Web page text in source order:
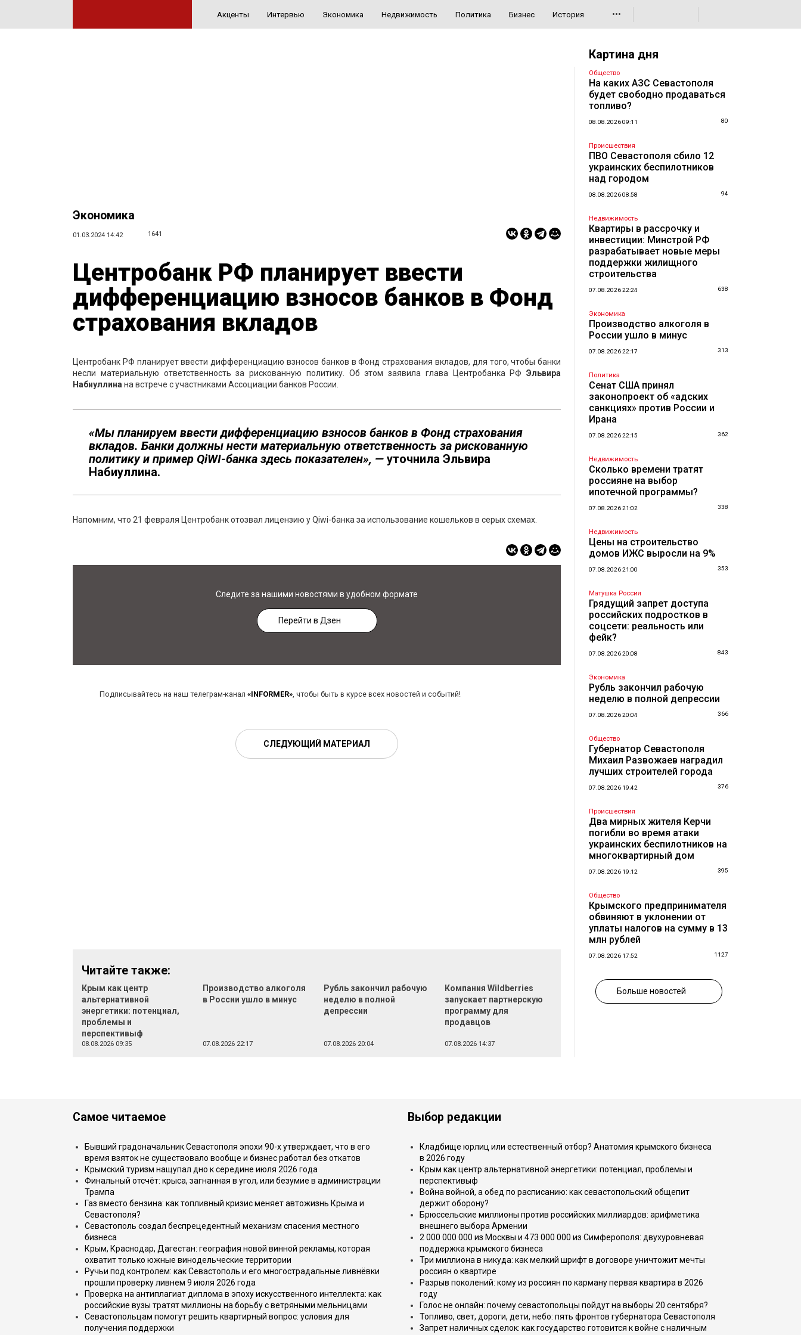
Акценты Интервью Экономика Недвижимость Политика Бизнес История •••
Экономика
01.03.2024 14:42 1641
Центробанк РФ планирует ввести
дифференциацию взносов банков в Фонд
страхования вкладов
Центробанк РФ планирует ввести дифференциацию взносов банков в Фонд страхования вкладов, для того, чтобы банки
несли материальную ответственность за рискованную политику. Об этом заявила глава Центробанка РФ Эльвира
Набиуллина на встрече с участниками Ассоциации банков России.
«Мы планируем ввести дифференциацию взносов банков в Фонд страхования
вкладов. Банки должны нести материальную ответственность за рискованную
политику и пример QiWI-банка здесь показателен», — уточнила Эльвира
Набиуллина.
Напомним, что 21 февраля Центробанк отозвал лицензию у Qiwi-банка за использование кошельков в серых схемах.
Следите за нашими новостями в удобном формате
Перейти в Дзен
Подписывайтесь на наш телеграм-канал «INFORMER», чтобы быть в курсе всех новостей и событий!
СЛЕДУЮЩИЙ МАТЕРИАЛ
Читайте также:
Крым как центр
альтернативной
энергетики: потенциал,
проблемы и
перспективыф
08.08.2026 09:35
Производство алкоголя
в России ушло в минус
07.08.2026 22:17
Рубль закончил рабочую
неделю в полной
депрессии
07.08.2026 20:04
Компания Wildberries
запускает партнерскую
программу для
продавцов
07.08.2026 14:37
Картина дня
Общество
На каких АЗС Севастополя
будет свободно продаваться
топливо?
08.08.2026 09:11 80
Происшествия
ПВО Севастополя сбило 12
украинских беспилотников
над городом
08.08.2026 08:58 94
Недвижимость
Квартиры в рассрочку и
инвестиции: Минстрой РФ
разрабатывает новые меры
поддержки жилищного
строительства
07.08.2026 22:24 638
Экономика
Производство алкоголя в
России ушло в минус
07.08.2026 22:17 313
Политика
Сенат США принял
законопроект об «адских
санкциях» против России и
Ирана
07.08.2026 22:15 362
Недвижимость
Сколько времени тратят
россияне на выбор
ипотечной программы?
07.08.2026 21:02 338
Недвижимость
Цены на строительство
домов ИЖС выросли на 9%
07.08.2026 21:00 353
Матушка Россия
Грядущий запрет доступа
российских подростков в
соцсети: реальность или
фейк?
07.08.2026 20:08 843
Экономика
Рубль закончил рабочую
неделю в полной депрессии
07.08.2026 20:04 366
Общество
Губернатор Севастополя
Михаил Развожаев наградил
лучших строителей города
07.08.2026 19:42 376
Происшествия
Два мирных жителя Керчи
погибли во время атаки
украинских беспилотников на
многоквартирный дом
07.08.2026 19:12 395
Общество
Крымского предпринимателя
обвиняют в уклонении от
уплаты налогов на сумму в 13
млн рублей
07.08.2026 17:52 1127
Больше новостей
Самое читаемое
Бывший градоначальник Севастополя эпохи 90-х утверждает, что в его
время взяток не существовало вообще и бизнес работал без откатов
Крымский туризм нащупал дно к середине июля 2026 года
Финальный отсчёт: крыса, загнанная в угол, или безумие в администрации
Трампа
Газ вместо бензина: как топливный кризис меняет автожизнь Крыма и
Севастополя?
Севастополь создал беспрецедентный механизм спасения местного
бизнеса
Крым, Краснодар, Дагестан: география новой винной рекламы, которая
охватит только южные винодельческие территории
Ручьи под контролем: как Севастополь и его многострадальные ливнёвки
прошли проверку ливнем 9 июля 2026 года
Проверка на антиплагиат диплома в эпоху искусственного интеллекта: как
российские вузы тратят миллионы на борьбу с ветряными мельницами
Севастопольцам помогут решить квартирный вопрос: условия для
получения поддержки
Выбор редакции
Кладбище юрлиц или естественный отбор? Анатомия крымского бизнеса
в 2026 году
Крым как центр альтернативной энергетики: потенциал, проблемы и
перспективыф
Война войной, а обед по расписанию: как севастопольский общепит
держит оборону?
Брюссельские миллионы против российских миллиардов: арифметика
внешнего выбора Армении
2 000 000 000 из Москвы и 473 000 000 из Симферополя: двухуровневая
поддержка крымского бизнеса
Три миллиона в никуда: как мелкий шрифт в договоре уничтожит мечты
россиян о квартире
Разрыв поколений: кому из россиян по карману первая квартира в 2026
году
Голос не онлайн: почему севастопольцы пойдут на выборы 20 сентября?
Топливо, свет, дороги, дети, небо: пять фронтов губернатора Севастополя
Запрет наличных сделок: как государство готовится к войне с наличным